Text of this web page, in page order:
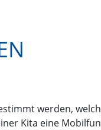
werden,
Kita eine